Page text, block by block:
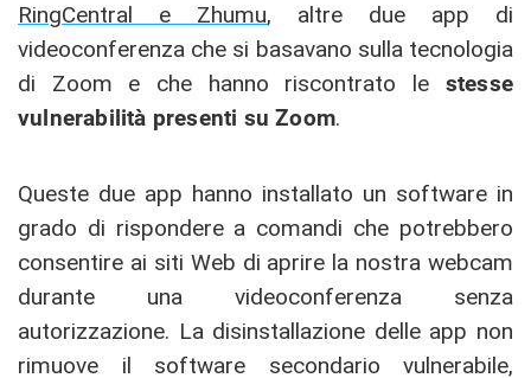
RingCentral e Zhumu, altre due app di
videoconferenza che si basavano sulla tecnologia
di Zoom e che hanno riscontrato lestesse
vulnerabilità presenti su Zoom.
Queste due app hanno installato un software in
grado di rispondere a comandi che potrebbero
consentire ai siti Web di aprire la nostra webcam
durante una videoconferenza senza
autorizzazione. La disinstallazione delle app non
rimuove il software secondario vulnerabile,